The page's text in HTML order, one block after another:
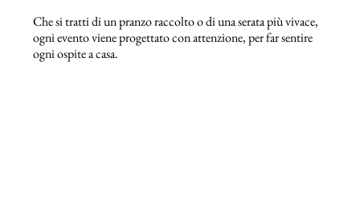
Che si tratti di un pranzo raccolto o di una serata più vivace,
ogni evento viene progettato con attenzione, per far sentire
ogni ospite a casa.